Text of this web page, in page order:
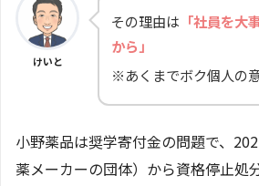
けいと
その理由は 「社員を大
から」
※あくまでボク個人の
小野薬品は奨学寄付金の問題で、
薬メーカーの団体）から資格停止処